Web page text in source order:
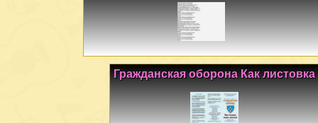
Гражданская оборона Как листовка